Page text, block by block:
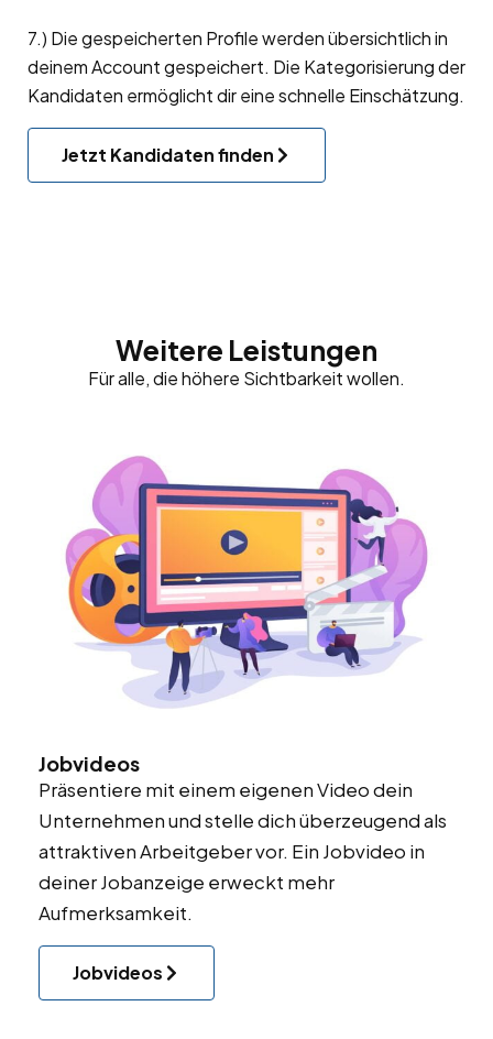
7.) Die gespeicherten Profile werden übersichtlich in
deinem Account gespeichert. Die Kategorisierung der
Kandidaten ermöglicht dir eine schnelle Einschätzung.
Jetzt Kandidaten finden
Weitere Leistungen
Für alle, die höhere Sichtbarkeit wollen.
Jobvideos
Präsentiere mit einem eigenen Video dein
Unternehmen und stelle dich überzeugend als
attraktiven Arbeitgeber vor. Ein Jobvideo in
deiner Jobanzeige erweckt mehr
Aufmerksamkeit.
Jobvideos